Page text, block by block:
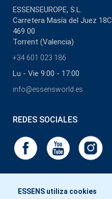
ESSENS utiliza cookies
ESSENSEUROPE, S.L.
Carretera Masía del Juez 18C
469 00
Torrent (Valencia)
+34 601 023 186
Lu - Vie 9:00 - 17:00
info@essensworld.es
REDES SOCIALES